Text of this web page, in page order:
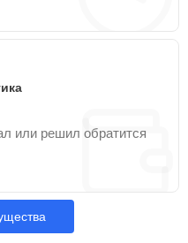
или решил обратится